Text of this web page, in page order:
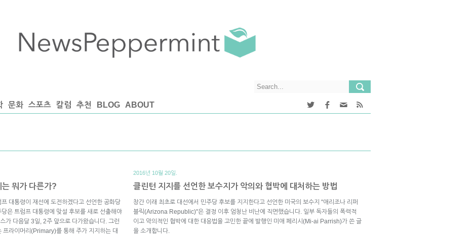
문화 스포츠 칼럼 추천 BLOG ABOUT
뭐가 다른가?
대통령이 재선에 도전하겠다고 선언한 공화당
은 트럼프 대통령에 맞설 후보를 새로 선출해야
가 다음달 3일, 2주 앞으로 다가왔습니다. 그런
라이머리(Primary)를 통해 주가 지지하는 대
2016년 10월 20일.
클린턴 지지를 선언한 보수지가 악의와 협박에 대처하는 방법
창간 이래 최초로 대선에서 민주당 후보를 지지한다고 선언한 미국의 보수지 "애리조나 리퍼
블릭(Arizona Republic)"은 결정 이후 엄청난 비난에 직면했습니다. 일부 독자들의 폭력적
이고 악의적인 협박에 대한 대응법을 고민한 끝에 발행인 미애 페리시(Mi-ai Parrish)가 쓴 글
을 소개합니다.